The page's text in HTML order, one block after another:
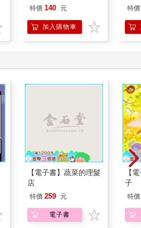
特價 140 元
加入購物車
特價
【電子書】蔬菜的理髮
店
特價 259 元
電子書
【
子
特價